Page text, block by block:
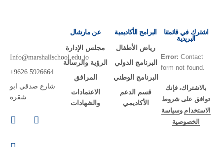
Info@marshallschool.edu.jo
+9626 5926664
شارع صدقي ابو
شقرة
عن مارشال
مجلس الإدارة
الرؤية والرسالة
المرافق
الاعتمادات
والشهادات
البرامج الأكاديمية
رياض الأطفال
البرنامج الدولي
البرنامج الوطني
قسم الدعم
الأكاديمي
اشترك في قائمتنا
البريدية
Error: Contact
form not found.
بالاشتراك، فإنك
توافق على شروط
الاستخدام وسياسة
الخصوصية